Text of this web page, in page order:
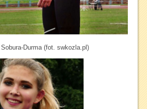
Durma (fot. swkozla.pl)